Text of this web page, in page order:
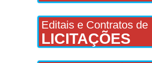
Editais e Contratos de
LICITAÇÕES